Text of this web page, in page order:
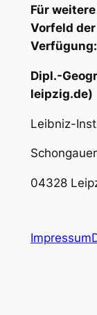
Für
Vorfeld
Verfügung:
Dipl.-
leipzig.de)
Leibniz-
04328
Impressum